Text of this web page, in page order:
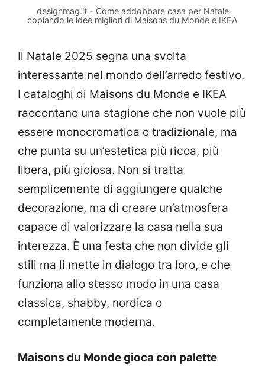
designmag.it - Come addobbare casa per Natale
copiando le idee migliori di Maisons du Monde e IKEA
Il Natale 2025 segna una svolta
interessante nel mondo dell’arredo festivo.
I cataloghi di Maisons du Monde e IKEA
raccontano una stagione che non vuole più
essere monocromatica o tradizionale, ma
che punta su un’estetica più ricca, più
libera, più gioiosa. Non si tratta
semplicemente di aggiungere qualche
decorazione, ma di creare un’atmosfera
capace di valorizzare la casa nella sua
interezza. È una festa che non divide gli
stili ma li mette in dialogo tra loro, e che
funziona allo stesso modo in una casa
classica, shabby, nordica o
completamente moderna.
Maisons du Monde gioca con palette